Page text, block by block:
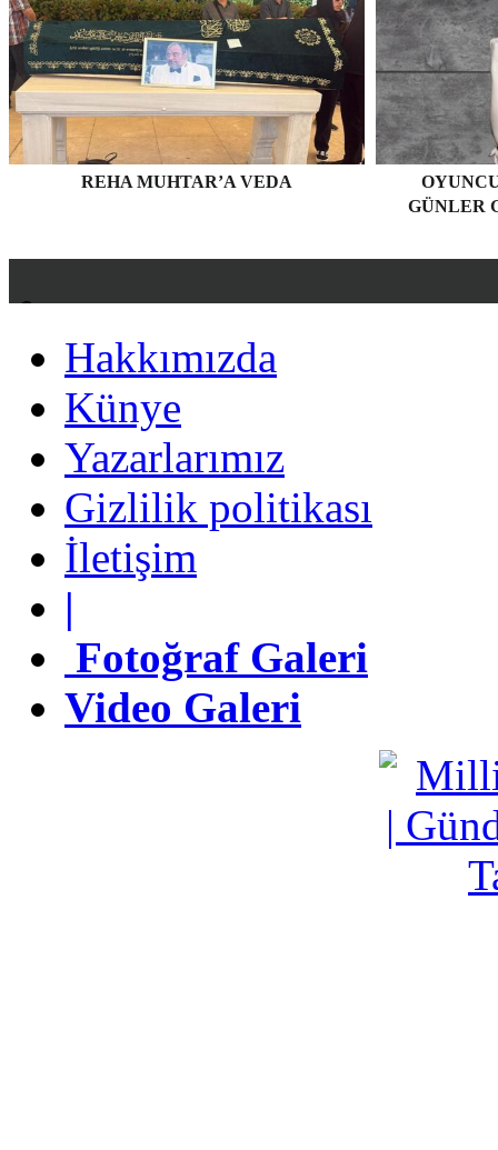
REHA MUHTAR’A VEDA
GÜNLER
Künye
Yazarlarımız
Gizlilik politikası
İletişim
Fotoğraf Galeri
Video Galeri
Hakkımızda
Künye
Yazarlarımız
Gizlilik politikası
İletişim
|
Fotoğraf Galeri
Video Galeri